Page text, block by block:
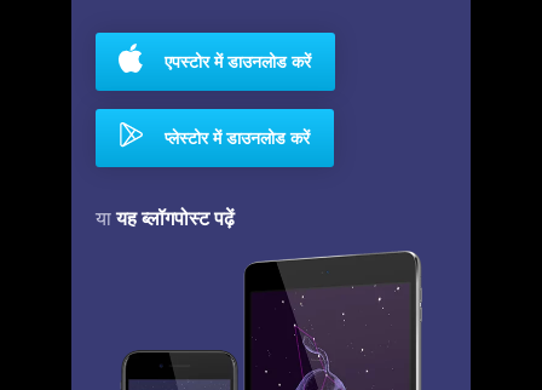
एपस्टोर में डाउनलोड करें
प्लेस्टोर में डाउनलोड करें
यायह ब्लॉगपोस्ट पढ़ें